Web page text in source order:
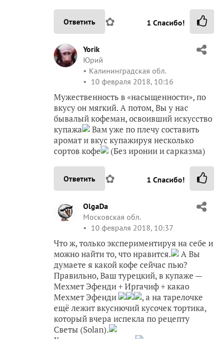
Ответить ✿ 1 Спасибо!
Yorik
Юрий
Калининградская обл.
10 февраля 2018, 10:16
Мужественность в «насыщенности», по
вкусу он мягкий. А потом, Вы у нас
бывалый кофеман, освоивший искусство
купажа
Вам уже по плечу составить
аромат и вкус купажируя несколько
сортов кофе
(Без иронии и сарказма)
Ответить ✿ 1 Спасибо!
OlgaDa
Московская обл.
10 февраля 2018, 10:37
Что ж, только экспериментируя на себе и
можно найти то, что нравится.
А Вы
думаете я какой кофе сейчас пью?
Правильно, Ваш турецкий, в купаже —
Мехмет Эфенди + Иргачиф + какао
Мехмет Эфенди
, а на тарелочке
ещё лежит вкуснючий кусочек тортика,
который вчера испекла по рецепту
Светы (Solan).